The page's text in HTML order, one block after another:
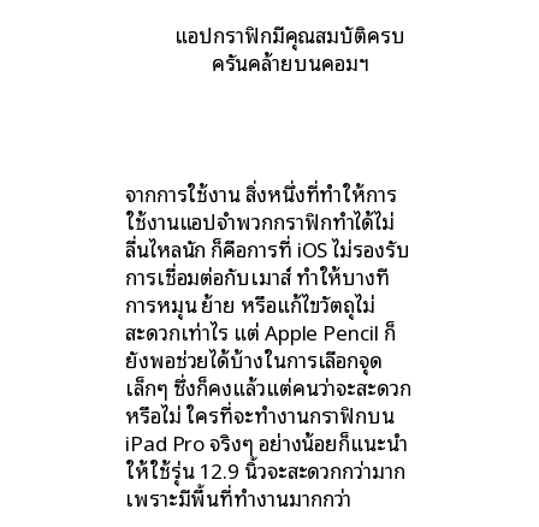
แอปกราฟิกมีคุณสมบัติครบ
ครันคล้ายบนคอมฯ
จากการใช้งาน สิ่งหนึ่งที่ทำให้การ
ใช้งานแอปจำพวกกราฟิกทำได้ไม่
ลื่นไหลนัก ก็คือการที่ iOS ไม่รองรับ
การเชื่อมต่อกับเมาส์ ทำให้บางที
การหมุน ย้าย หรือแก้ไขวัตถุไม่
สะดวกเท่าไร แต่ Apple Pencil ก็
ยังพอช่วยได้บ้างในการเลือกจุด
เล็กๆ ซึ่งก็คงแล้วแต่คนว่าจะสะดวก
หรือไม่ ใครที่จะทำงานกราฟิกบน
iPad Pro จริงๆ อย่างน้อยก็แนะนำ
ให้ใช้รุ่น 12.9 นิ้วจะสะดวกกว่ามาก
เพราะมีพื้นที่ทำงานมากกว่า